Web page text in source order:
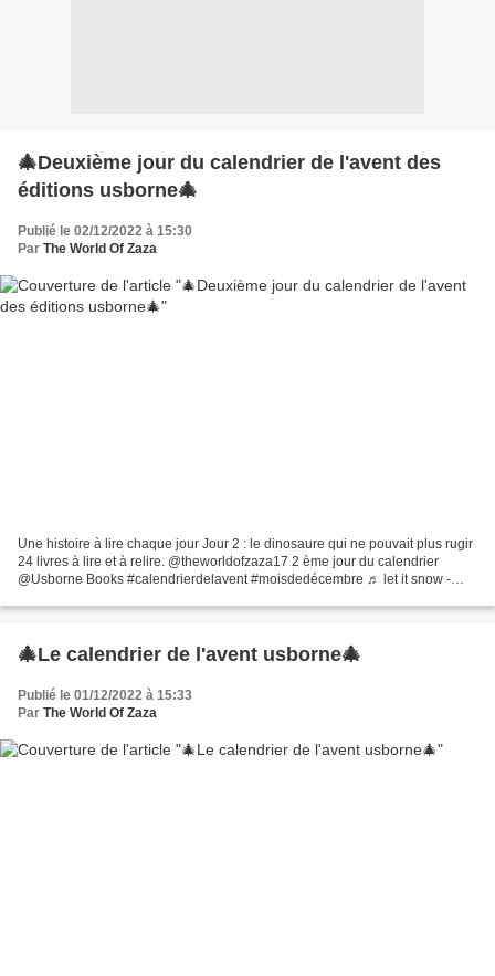
🎄Deuxième jour du calendrier de l'avent des
éditions usborne🎄
Publié le 02/12/2022 à 15:30
Par The World Of Zaza
Une histoire à lire chaque jour Jour 2 : le dinosaure qui ne pouvait plus rugir
24 livres à lire et à relire. @theworldofzaza17 2 ème jour du calendrier
@Usborne Books #calendrierdelavent #moisdedécembre ♬ let it snow -
🎄Le calendrier de l'avent usborne🎄
Publié le 01/12/2022 à 15:33
Par The World Of Zaza